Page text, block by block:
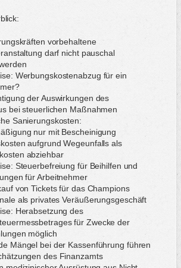
vorbehaltene
darf nicht pauschal
Werbungskostenabzug für ein
der Auswirkungen des
bei steuerlichen Maßnahmen
Sanierungskosten:
nur mit Bescheinigung
aufgrund Wegeunfalls als
abziehbar
Steuerbefreiung für Beihilfen und
für Arbeitnehmer
von Tickets für das Champions
als privates Veräußerungsgeschäft
Herabsetzung des
für Zwecke der
möglich
Mängel bei der Kassenführung führen
des Finanzamts